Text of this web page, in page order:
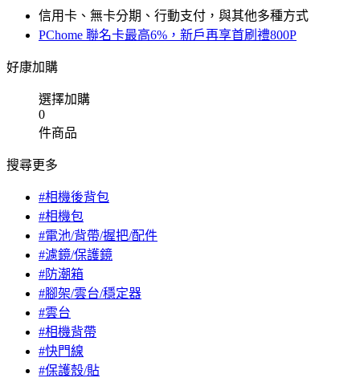
信用卡、無卡分期、行動支付，與其他多種方式
PChome 聯名卡最高6%，新戶再享首刷禮800P
好康加購
選擇加購
0
件商品
搜尋更多
#相機後背包
#相機包
#電池/背帶/握把/配件
#濾鏡/保護鏡
#防潮箱
#腳架/雲台/穩定器
#雲台
#相機背帶
#快門線
#保護殼/貼